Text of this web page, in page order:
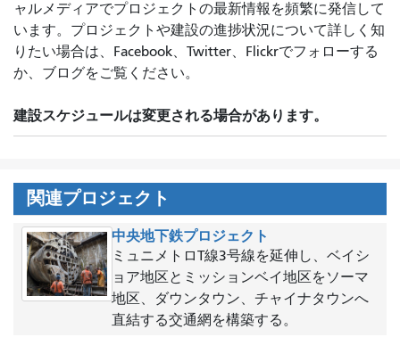
ャルメディアでプロジェクトの最新情報を頻繁に発信して
います。プロジェクトや建設の進捗状況について詳しく知
りたい場合は、Facebook、Twitter、Flickrでフォローする
か、ブログをご覧ください。
建設スケジュールは変更される場合があります。
関連プロジェクト
中央地下鉄プロジェクト
ミュニメトロT線3号線を延伸し、ベイシ
ョア地区とミッションベイ地区をソーマ
地区、ダウンタウン、チャイナタウンへ
直結する交通網を構築する。